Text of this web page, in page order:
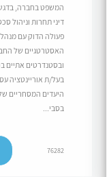
המשפט בחברה,
דיני תחרות וניהול
פעולה הדוק עם
האסטרטגיים של
ובסטנדרטים אתיים
בעל/ת אוריינטציה
היעדים המסחריים
בסבי...
76282